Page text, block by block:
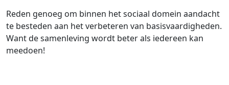
Reden genoeg om binnen het sociaal domein aandacht
te besteden aan het verbeteren van basisvaardigheden.
Want de samenleving wordt beter als iedereen kan
meedoen!